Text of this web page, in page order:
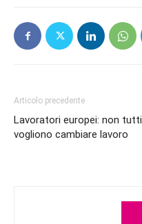
Articolo precedente
Lavoratori europei: non tutti
vogliono cambiare lavoro